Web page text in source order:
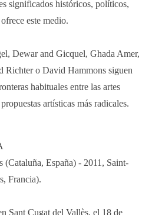
significados históricos, políticos,
este medio.
Dewar and Gicquel, Ghada Amer,
Richter o David Hammons siguen
habituales entre las artes
artísticas más radicales.
(Cataluña, España) - 2011, Saint-
Francia).
Sant Cugat del Vallès, el 18 de